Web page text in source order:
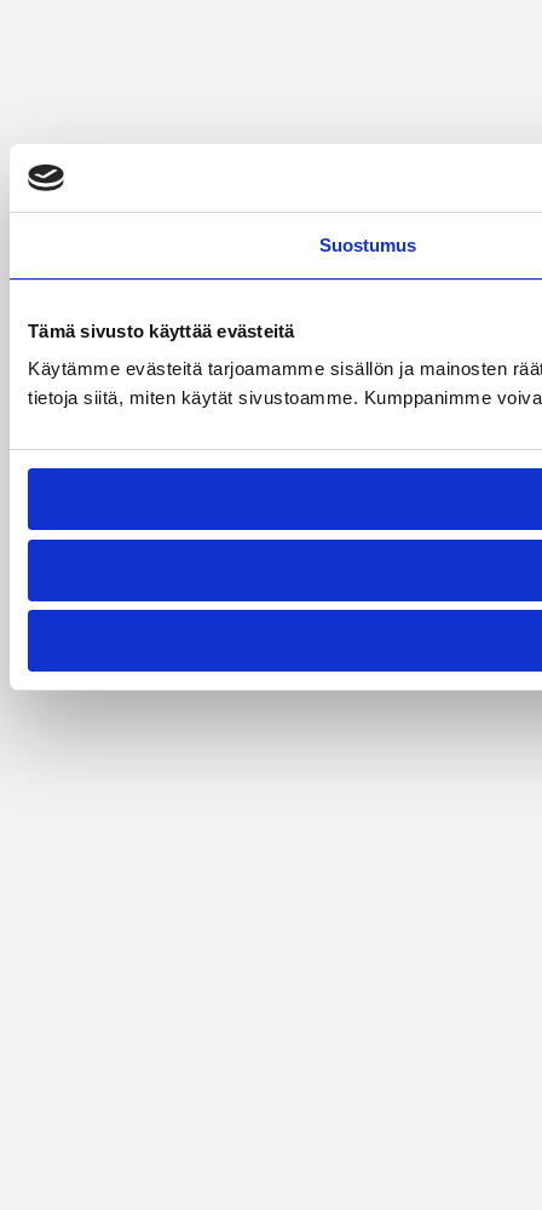
Suostumus
Tämä sivusto käyttää evästeitä
Käytämme evästeitä tarjoamamme sisällön ja mainosten
tietoja siitä, miten käytät sivustoamme. Kumppanimme